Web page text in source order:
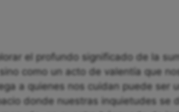
el profundo significado de la
como un acto de valentía que
a quienes nos cuidan puede ser
donde nuestras inquietudes se